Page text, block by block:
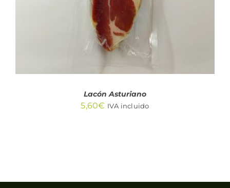
Lacón Asturiano
5,60€ IVA incluido